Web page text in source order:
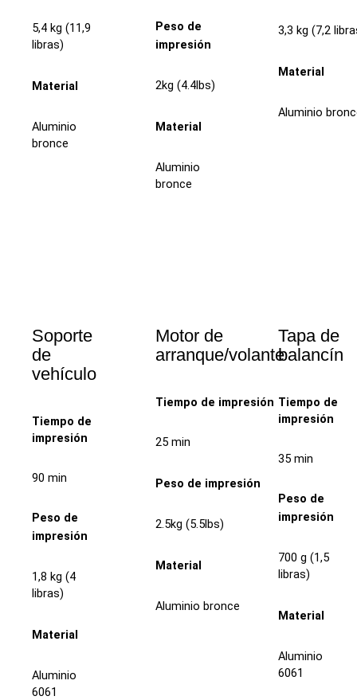
5,4 kg (11,9
libras)
Material
Aluminio
bronce
Peso de
impresión
2kg (4.4lbs)
Material
Aluminio
bronce
3,3 kg (7,2
Material
Aluminio
Soporte
de
vehículo
Tiempo de
impresión
90 min
Peso de
impresión
1,8 kg (4
libras)
Material
Aluminio
6061
Motor de
arranque/volante
Tiempo de impresión
25 min
Peso de impresión
2.5kg (5.5lbs)
Material
Aluminio bronce
Tapa de
balancín
Tiempo de
impresión
35 min
Peso de
impresión
700 g (1,5
libras)
Material
Aluminio
6061